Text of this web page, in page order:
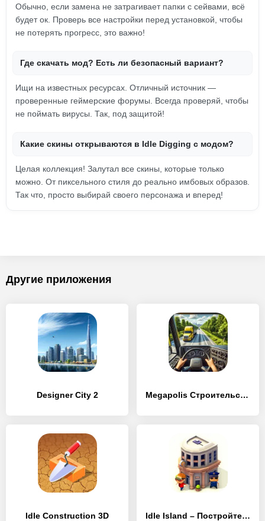
Обычно, если замена не затрагивает папки с сейвами, всё
будет ок. Проверь все настройки перед установкой, чтобы
не потерять прогресс, это важно!
Где скачать мод? Есть ли безопасный вариант?
Ищи на известных ресурсах. Отличный источник —
проверенные геймерские форумы. Всегда проверяй, чтобы
не поймать вирусы. Так, под защитой!
Какие скины открываются в Idle Digging с модом?
Целая коллекция! Залутал все скины, которые только
можно. От пиксельного стиля до реально имбовых образов.
Так что, просто выбирай своего персонажа и вперед!
Другие приложения
Designer City 2 Megapolis Строительство Города
Idle Construction 3D Idle Island – Постройте город на своем острове!